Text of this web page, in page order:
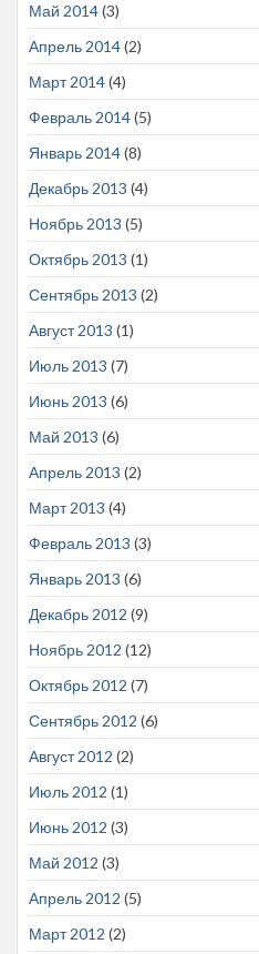
Май 2014(3)
Апрель 2014(2)
Март 2014(4)
Февраль 2014(5)
Январь 2014(8)
Декабрь 2013 (4)
Ноябрь 2013 (5)
Октябрь 2013 (1)
Сентябрь 2013 (2)
Август 2013 (1)
Июль 2013 (7)
Июнь 2013 (6)
Май 2013 (6)
Апрель 2013 (2)
Март 2013 (4)
Февраль 2013 (3)
Январь 2013 (6)
Декабрь 2012 (9)
Ноябрь 2012 (12)
Октябрь 2012 (7)
Сентябрь 2012 (6)
Август 2012 (2)
Июль 2012 (1)
Июнь 2012 (3)
Май 2012 (3)
Апрель 2012 (5)
Март 2012 (2)